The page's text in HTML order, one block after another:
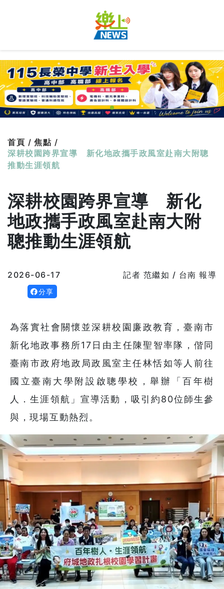
首頁 / 焦點 /
深耕校園跨界宣導 新化地政攜手政風室赴南大附聰
推動生涯領航
深耕校園跨界宣導 新化
地政攜手政風室赴南大附
聰推動生涯領航
2026-06-17 記者 范繼如 / 台南 報導
分享
為落實社會關懷並深耕校園廉政教育，臺南市
新化地政事務所17日由主任陳聖智率隊，偕同
臺南市政府地政局政風室主任林恬如等人前往
國立臺南大學附設啟聰學校，舉辦「百年樹
人．生涯領航」宣導活動，吸引約80位師生參
與，現場互動熱烈。